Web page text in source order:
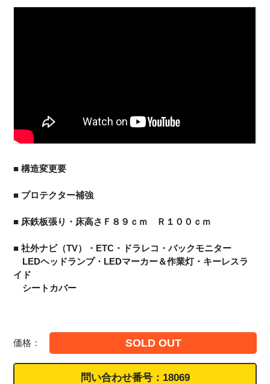
■ 構造変更要
■ プロテクター補強
■ 床鉄板張り・床高さＦ８９ｃｍ Ｒ１００ｃｍ
■ 社外ナビ（TV）・ETC・ドラレコ・バックモニター
LEDヘッドランプ・LEDマーカー＆作業灯・キーレスラ
イド
シートカバー
価格： SOLD OUT
問い合わせ番号： 18069